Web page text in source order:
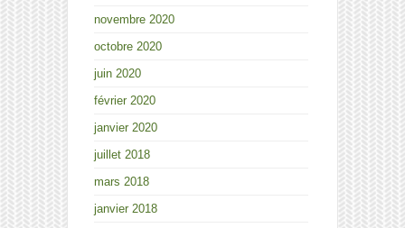
novembre 2020
octobre 2020
juin 2020
février 2020
janvier 2020
juillet 2018
mars 2018
janvier 2018